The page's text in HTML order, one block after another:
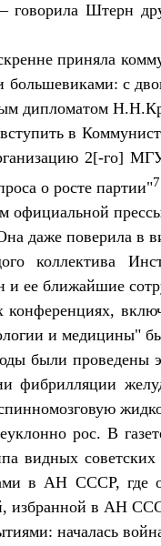
говорила Штерн
приняла
большевиками: с
дипломатом
в
2[-го]
о росте партии"7
поверила в
коллектива
и ее ближайшие
и медицины"
были проведены
фибрилляции
рос. В
видных советских
в АН СССР,
в АН
началась